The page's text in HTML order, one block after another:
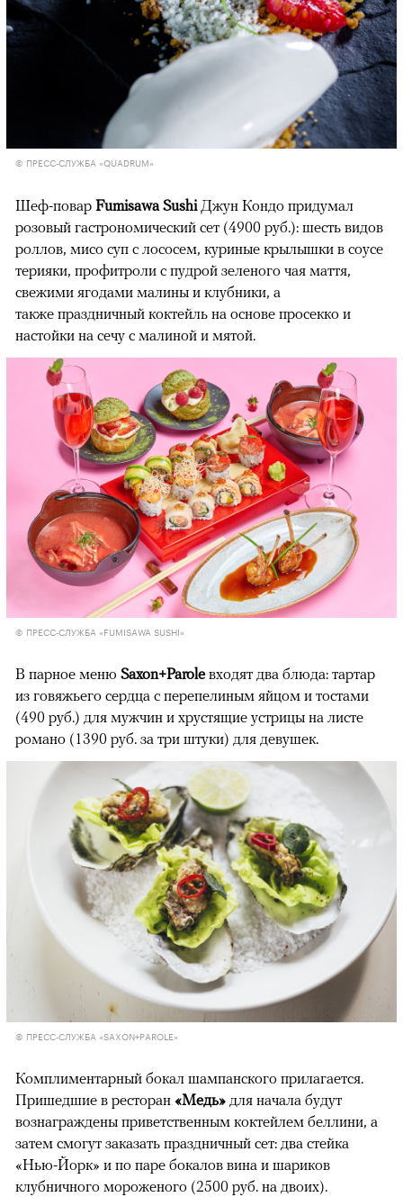
© ПРЕСС-СЛУЖБА «QUADRUM»
Шеф-повар Fumisawa SushiДжун Кондо придумал
розовый гастрономический сет (4900 руб.): шесть видов
роллов, мисо суп с лососем, куриные крылышки в соусе
терияки, профитроли с пудрой зеленого чая маття,
свежими ягодами малины и клубники, а
также праздничный коктейль на основе просекко и
настойки на сечу с малиной и мятой.
© ПРЕСС-СЛУЖБА «FUMISAWA SUSHI»
В парное меню Saxon+Paroleвходят два блюда: тартар
из говяжьего сердца с перепелиным яйцом и тостами
(490 руб.) для мужчин и хрустящие устрицы на листе
романо (1390 руб. за три штуки) для девушек.
© ПРЕСС-СЛУЖБА «SAXON+PAROLE»
Комплиментарный бокал шампанского прилагается.
Пришедшие в ресторан «Медь» для начала будут
вознаграждены приветственным коктейлем беллини, а
затем смогут заказать праздничный сет: два стейка
«Нью-Йорк» и по паре бокалов вина и шариков
клубничного мороженого (2500 руб. на двоих).